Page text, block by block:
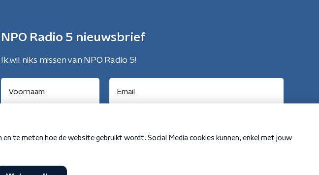
NPO Radio 5 nieuwsbrief
Ik wil niks missen van NPO Radio 5!